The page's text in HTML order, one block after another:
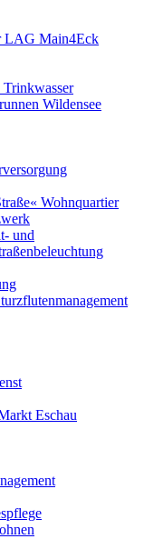
LAG Main4Eck
Trinkwasser
Wildensee
Wohnquartier
und
Eschau